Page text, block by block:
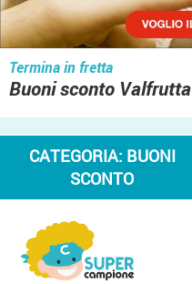
Termina in fretta
Buoni sconto Valfrutta
CATEGORIA: BUONI
SCONTO